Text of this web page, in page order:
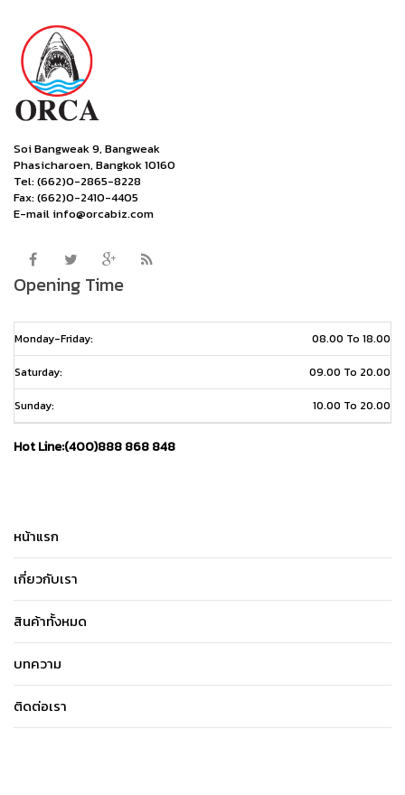
Soi Bangweak 9, Bangweak
Phasicharoen, Bangkok 10160
Tel: (662)0-2865-8228
Fax: (662)0-2410-4405
E-mail info@orcabiz.com
Opening Time
Monday-Friday: 08.00 To 18.00
Saturday: 09.00 To 20.00
Sunday: 10.00 To 20.00
Hot Line:(400)888 868 848
หน้าแรก
เกี่ยวกับเรา
สินค้าทั้งหมด
บทความ
ติดต่อเรา